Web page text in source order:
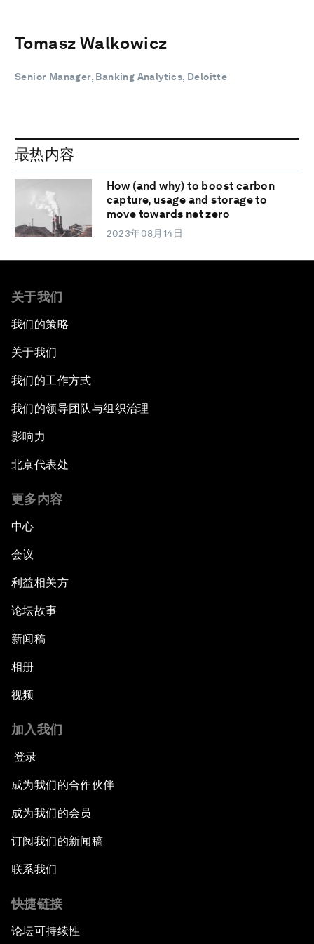
Tomasz Walkowicz
Senior Manager, Banking Analytics, Deloitte
最热内容
How (and why) to boost carbon
capture, usage and storage to
move towards net zero
2023年08月14日
关于我们
我们的策略
关于我们
我们的工作方式
我们的领导团队与组织治理
影响力
北京代表处
更多内容
中心
会议
利益相关方
论坛故事
新闻稿
相册
视频
加入我们
登录
成为我们的合作伙伴
成为我们的会员
订阅我们的新闻稿
联系我们
快捷链接
论坛可持续性